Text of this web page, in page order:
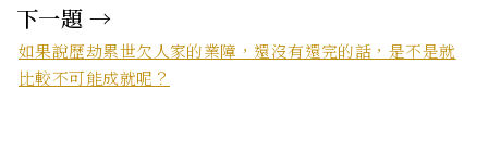
下一題 →
如果說歷劫累世欠人家的業障，還沒有還完的話，是不是就
比較不可能成就呢？